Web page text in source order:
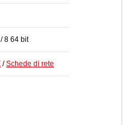
8 64 bit
/Schede di rete